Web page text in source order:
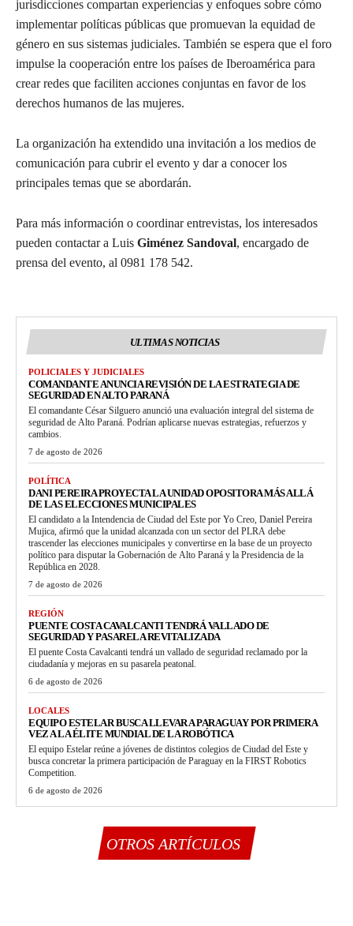
jurisdicciones compartan experiencias y enfoques sobre cómo
implementar políticas públicas que promuevan la equidad de
género en sus sistemas judiciales. También se espera que el foro
impulse la cooperación entre los países de Iberoamérica para
crear redes que faciliten acciones conjuntas en favor de los
derechos humanos de las mujeres.
La organización ha extendido una invitación a los medios de
comunicación para cubrir el evento y dar a conocer los
principales temas que se abordarán.
Para más información o coordinar entrevistas, los interesados
pueden contactar a Luis Giménez Sandoval, encargado de
prensa del evento, al 0981 178 542.
ULTIMAS NOTICIAS
POLICIALES Y JUDICIALES
COMANDANTE ANUNCIA REVISIÓN DE LA ESTRATEGIA DE
SEGURIDAD EN ALTO PARANÁ
El comandante César Silguero anunció una evaluación integral del sistema de
seguridad de Alto Paraná. Podrían aplicarse nuevas estrategias, refuerzos y
cambios.
7 de agosto de 2026
POLÍTICA
DANI PEREIRA PROYECTA LA UNIDAD OPOSITORA MÁS ALLÁ
DE LAS ELECCIONES MUNICIPALES
El candidato a la Intendencia de Ciudad del Este por Yo Creo, Daniel Pereira
Mujica, afirmó que la unidad alcanzada con un sector del PLRA debe
trascender las elecciones municipales y convertirse en la base de un proyecto
político para disputar la Gobernación de Alto Paraná y la Presidencia de la
República en 2028.
7 de agosto de 2026
REGIÓN
PUENTE COSTA CAVALCANTI TENDRÁ VALLADO DE
SEGURIDAD Y PASARELA REVITALIZADA
El puente Costa Cavalcanti tendrá un vallado de seguridad reclamado por la
ciudadanía y mejoras en su pasarela peatonal.
6 de agosto de 2026
LOCALES
EQUIPO ESTELAR BUSCA LLEVAR A PARAGUAY POR PRIMERA
VEZ A LA ÉLITE MUNDIAL DE LA ROBÓTICA
El equipo Estelar reúne a jóvenes de distintos colegios de Ciudad del Este y
busca concretar la primera participación de Paraguay en la FIRST Robotics
Competition.
6 de agosto de 2026
OTROS ARTÍCULOS